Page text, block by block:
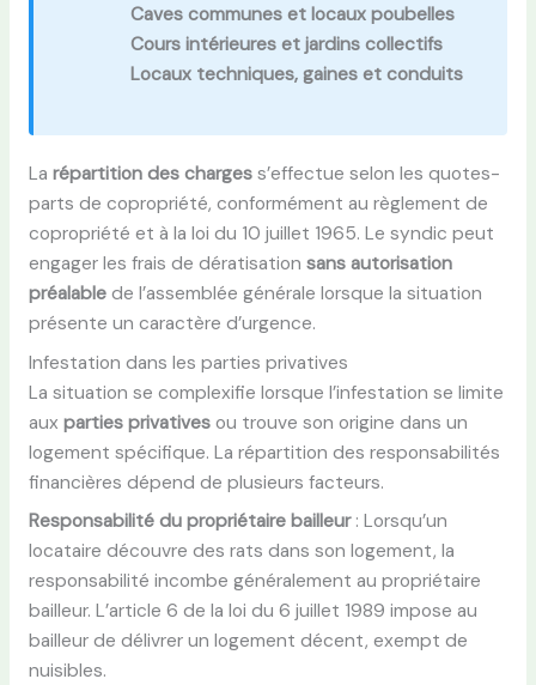
Caves communes et locaux poubelles
Cours intérieures et jardins collectifs
Locaux techniques, gaines et conduits
La répartition des chargess’effectue selon les quotes-
parts de copropriété, conformément au règlement de
copropriété et à la loi du 10 juillet 1965. Le syndic peut
engager les frais de dératisation sans autorisation
préalablede l’assemblée générale lorsque la situation
présente un caractère d’urgence.
Infestation dans les parties privatives
La situation se complexifie lorsque l’infestation se limite
aux parties privativesou trouve son origine dans un
logement spécifique. La répartition des responsabilités
financières dépend de plusieurs facteurs.
Responsabilité du propriétaire bailleur: Lorsqu’un
locataire découvre des rats dans son logement, la
responsabilité incombe généralement au propriétaire
bailleur. L’article 6 de la loi du 6 juillet 1989 impose au
bailleur de délivrer un logement décent, exempt de
nuisibles.